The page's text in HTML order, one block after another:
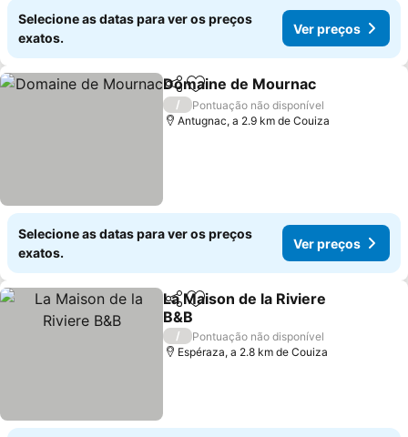
Selecione as datas para ver os preços
exatos.
Ver preços
PartilharAdicionar aos favoritos
Domaine de Mournac
/
Pontuação não disponível
Antugnac, a 2.9 km de Couiza
Selecione as datas para ver os preços
exatos.
Ver preços
PartilharAdicionar aos favoritos
La Maison de la Riviere
B&B
/
Pontuação não disponível
Espéraza, a 2.8 km de Couiza